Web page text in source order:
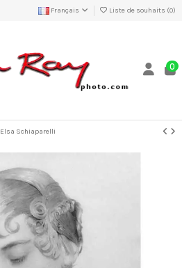
Français Liste de souhaits (0)
0
Elsa Schiaparelli